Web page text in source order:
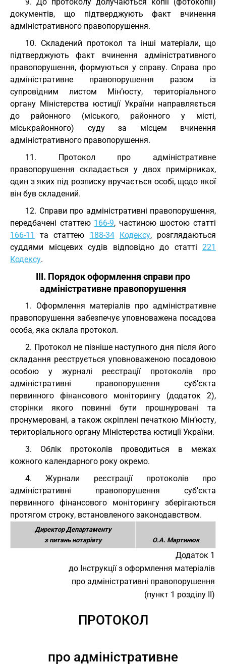
документів, що підтверджують факт вчинення
адміністративного правопорушення.
10. Складений протокол та інші матеріали, що
підтверджують факт вчинення адміністративного
правопорушення, формуються у справу. Справа про
адміністративне правопорушення разом із
супровідним листом Мін’юсту, територіального
органу Міністерства юстиції України направляється
до районного (міського, районного у місті,
міськрайонного) суду за місцем вчинення
адміністративного правопорушення.
11. Протокол про адміністративне
правопорушення складається у двох примірниках,
один з яких під розписку вручається особі, щодо якої
він був складений.
12. Справи про адміністративні правопорушення,
передбачені статтею 166-9, частиною шостою статті
166-11
та статтею 188-34 Кодексу, розглядаються
суддями місцевих судів відповідно до статті 221
Кодексу.
III. Порядок оформлення справи про
адміністративне правопорушення
1. Оформлення матеріалів про адміністративне
правопорушення забезпечує уповноважена посадова
особа, яка склала протокол.
2. Протокол не пізніше наступного дня після його
складання реєструється уповноваженою посадовою
особою у журналі реєстрації протоколів про
адміністративні правопорушення суб’єкта
первинного фінансового моніторингу (додаток 2),
сторінки якого повинні бути прошнуровані та
пронумеровані, а також скріплені печаткою Мін’юсту,
територіального органу Міністерства юстиції України.
3. Облік протоколів проводиться в межах
кожного календарного року окремо.
4. Журнали реєстрації протоколів про
адміністративні правопорушення суб’єкта
первинного фінансового моніторингу зберігаються
протягом строку, встановленого законодавством.
Директор Департаменту
з питань нотаріату
О.А. Мартинюк
Додаток 1
до Інструкції з оформлення матеріалів
про адміністративні правопорушення
(пункт 1 розділу ІІ)
ПРОТОКОЛ
про адміністративне